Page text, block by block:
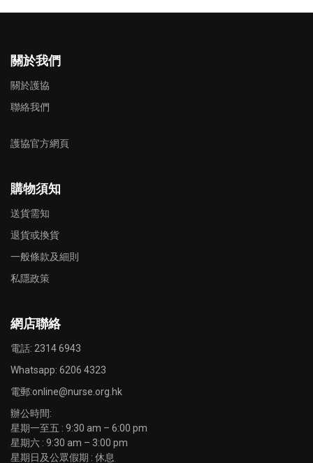
關於我們
關於護協
聯絡我們
護協官方網頁
購物須知
送貨需知
退貨或換貨
一般條款及細則
私隱政策
網店聯絡
電話: 2314 6943
Whatsapp: 6206 4323
電郵:online@nurse.org.hk
辦公時間:
星期一至五 : 9:30 am – 6:00 pm
星期六 : 9:30 am – 3:00 pm
星期日及公眾假期 : 休息